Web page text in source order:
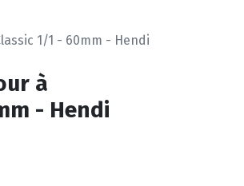
1/1 - 60mm - Hendi
à
- Hendi